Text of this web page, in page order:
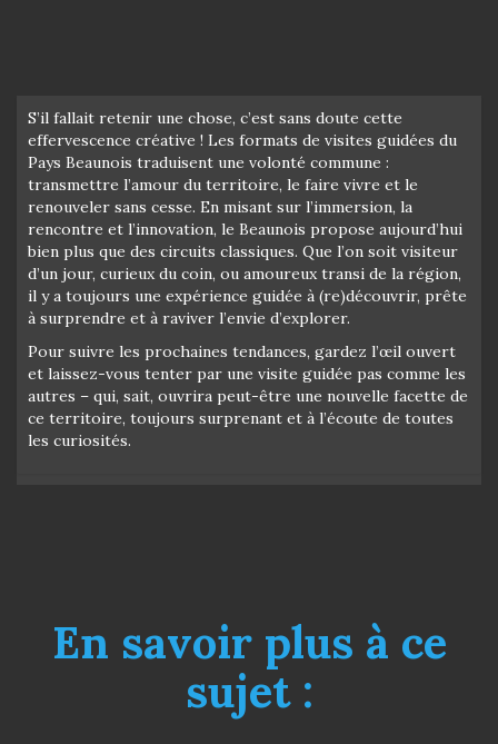
S’il fallait retenir une chose, c’est sans doute cette
effervescence créative ! Les formats de visites guidées du
Pays Beaunois traduisent une volonté commune :
transmettre l’amour du territoire, le faire vivre et le
renouveler sans cesse. En misant sur l’immersion, la
rencontre et l’innovation, le Beaunois propose aujourd’hui
bien plus que des circuits classiques. Que l’on soit visiteur
d’un jour, curieux du coin, ou amoureux transi de la région,
il y a toujours une expérience guidée à (re)découvrir, prête
à surprendre et à raviver l’envie d’explorer.
Pour suivre les prochaines tendances, gardez l’œil ouvert
et laissez-vous tenter par une visite guidée pas comme les
autres – qui, sait, ouvrira peut-être une nouvelle facette de
ce territoire, toujours surprenant et à l’écoute de toutes
les curiosités.
En savoir plus à ce
sujet :